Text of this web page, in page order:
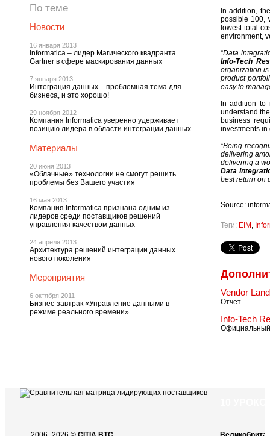
По теме
Новости
16 января 2013
Informatica – лидер Магического квадранта
Gartner в сфере маскирования данных
7 января 2013
Интеграция данных – проблемная тема для
бизнеса, и это хорошо!
29 ноября 2012
Компания Informatica уверенно удерживает
позицию лидера в области интеграции данных
Материалы
20 июня 2013
«Облачные» технологии не смогут решить
проблемы без Вашего участия
16 мая 2013
Компания Informatica признана одним из
лидеров среди поставщиков решений
управления качеством данных
24 апреля 2013
Архитектура решений интеграции данных
нового поколения
Мероприятия
6 октября 2011
Бизнес-завтрак «Управление данными в
режиме реального времени»
In addition,
possible 100,
lowest total
environment,
“Data
Info-Tech
organization
product
easy to
In addition to
understand
business
investments in
“Being
delivering
delivering a
Data
best return on
Source:
Теги: EIM ,
Vendor
Отчет
Info-Tech
Официальный